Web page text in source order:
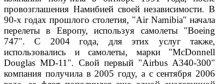
провозглашения Намибией своей независимости. В
90-х годах прошлого столетия, "Air Namibia" начала
перелеты в Европу, используя самолеты "Boeing
747". С 2004 года, для этих услуг также,
использовались и самолеты, марки "McDonnell
Douglas MD-11". Свой первый "Airbus A340-300"
компания получила в 2005 году, а с сентября 2006